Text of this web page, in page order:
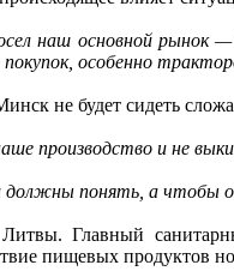
наш основной рынок
покупок, особенно
не будет сидеть
производство и не
понять, а чтобы
Главный
пищевых продуктов